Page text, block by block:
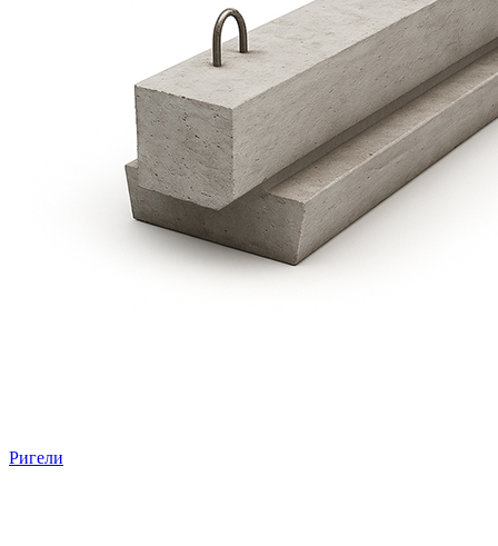
Ригели